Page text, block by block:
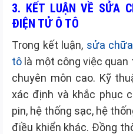
3. KẾT LUẬN VỀ SỬA
ĐIỆN TỬ Ô TÔ
Trong kết luận, sửa
tô là một công việc
chuyên môn cao. Kỹ
xác định và khắc phục
pin, hệ thống sạc, hệ
điều khiển khác. Đồng